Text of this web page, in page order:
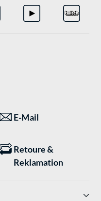
E-Mail
Retoure &
Reklamation